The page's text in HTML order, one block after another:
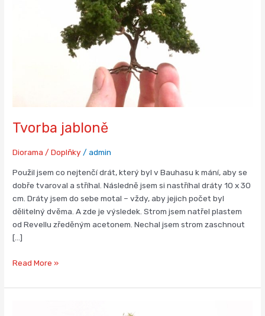
Tvorba jabloně
Diorama / Doplňky /admin
Použil jsem co nejtenčí drát, který byl v Bauhasu k mání, aby se
dobře tvaroval a stříhal. Následně jsem si nastříhal dráty 10 x 30
cm. Dráty jsem do sebe motal – vždy, aby jejich počet byl
dělitelný dvěma. A zde je výsledek. Strom jsem natřel plastem
od Revellu zředěným acetonem. Nechal jsem strom zaschnout
[…]
Read More »